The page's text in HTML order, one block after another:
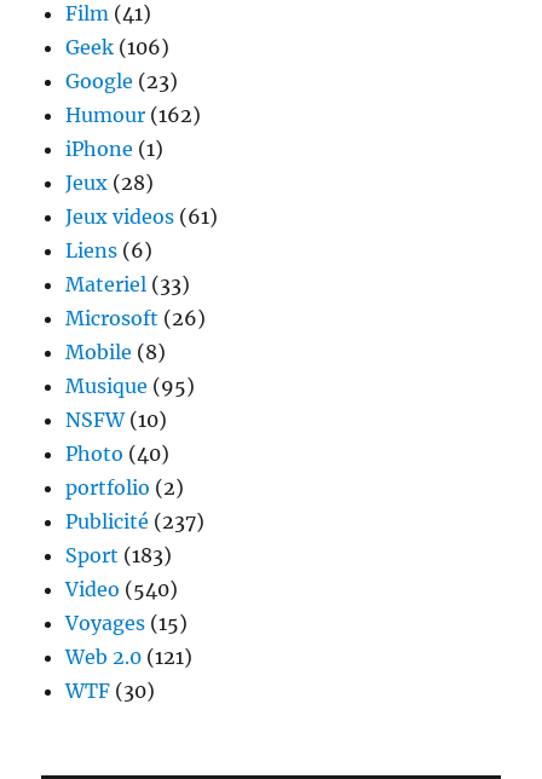
Film (41)
Geek (106)
Google (23)
Humour (162)
iPhone (1)
Jeux (28)
Jeux videos (61)
Liens (6)
Materiel (33)
Microsoft (26)
Mobile (8)
Musique (95)
NSFW(10)
Photo (40)
portfolio (2)
Publicité (237)
Sport (183)
Video (540)
Voyages (15)
Web 2.0 (121)
WTF (30)